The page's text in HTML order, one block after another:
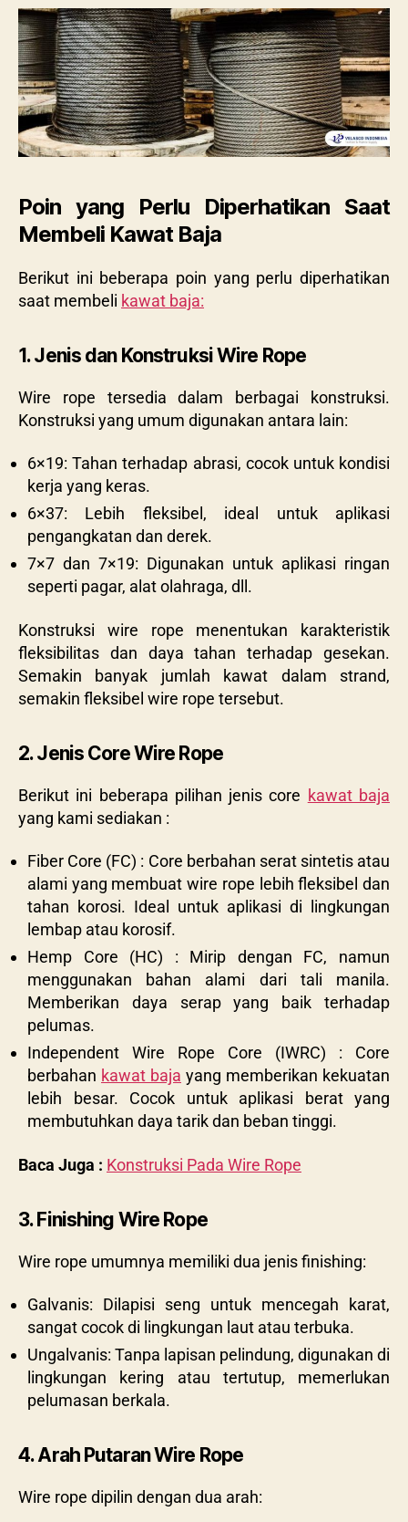
Poin yang Perlu Diperhatikan Saat
Membeli Kawat Baja
Berikut ini beberapa poin yang perlu diperhatikan
saat membeli kawat baja:
1. Jenis dan Konstruksi Wire Rope
Wire rope tersedia dalam berbagai konstruksi.
Konstruksi yang umum digunakan antara lain:
6×19: Tahan terhadap abrasi, cocok untuk kondisi
kerja yang keras.
6×37: Lebih fleksibel, ideal untuk aplikasi
pengangkatan dan derek.
7×7 dan 7×19: Digunakan untuk aplikasi ringan
seperti pagar, alat olahraga, dll.
Konstruksi wire rope menentukan karakteristik
fleksibilitas dan daya tahan terhadap gesekan.
Semakin banyak jumlah kawat dalam strand,
semakin fleksibel wire rope tersebut.
2. Jenis Core Wire Rope
Berikut ini beberapa pilihan jenis core kawat baja
yang kami sediakan :
Fiber Core (FC) : Core berbahan serat sintetis atau
alami yang membuat wire rope lebih fleksibel dan
tahan korosi. Ideal untuk aplikasi di lingkungan
lembap atau korosif.
Hemp Core (HC) : Mirip dengan FC, namun
menggunakan bahan alami dari tali manila.
Memberikan daya serap yang baik terhadap
pelumas.
Independent Wire Rope Core (IWRC) : Core
berbahan kawat baja yang memberikan kekuatan
lebih besar. Cocok untuk aplikasi berat yang
membutuhkan daya tarik dan beban tinggi.
Baca Juga : Konstruksi Pada Wire Rope
3. Finishing Wire Rope
Wire rope umumnya memiliki dua jenis finishing:
Galvanis: Dilapisi seng untuk mencegah karat,
sangat cocok di lingkungan laut atau terbuka.
Ungalvanis: Tanpa lapisan pelindung, digunakan di
lingkungan kering atau tertutup, memerlukan
pelumasan berkala.
4. Arah Putaran Wire Rope
Wire rope dipilin dengan dua arah: